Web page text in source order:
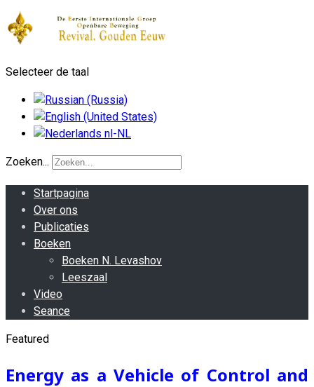
Selecteer de taal
Zoeken...
Startpagina
Over ons
Publicaties
Boeken
Boeken N. Levashov
Leeszaal
Video
Seance
Featured
Energy as a Vehicle of Control and